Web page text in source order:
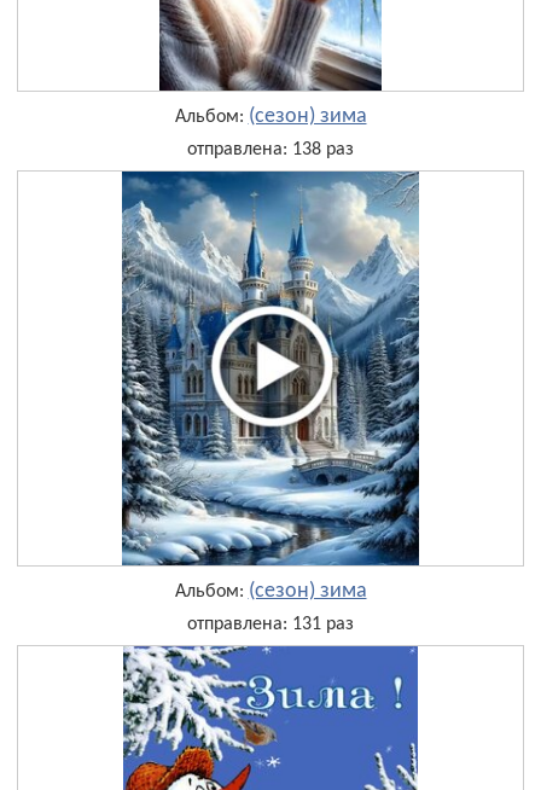
Альбом: (сезон) зима
отправлена: 138 раз
Альбом: (сезон) зима
отправлена: 131 раз